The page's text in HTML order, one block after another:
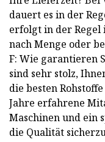
dauert es in der
erfolgt in der Regel
nach Menge oder
F: Wie garantieren
sind sehr stolz,
die besten
Jahre erfahrene
Maschinen und ein
die Qualität